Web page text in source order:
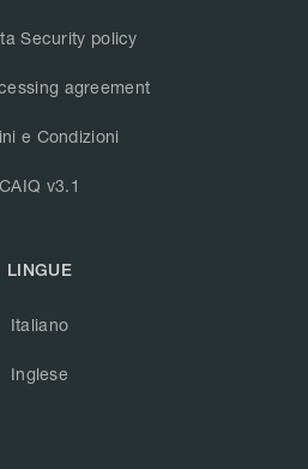
Security policy
agreement
e Condizioni
CAIQ v3.1
LINGUE
Italiano
Inglese